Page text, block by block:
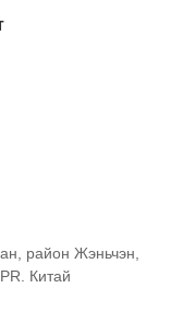
район Жэньчэн,
Китай